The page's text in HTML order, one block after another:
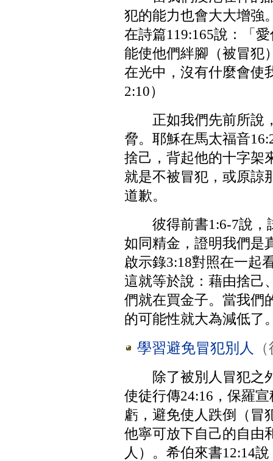
犯的能力也會大大增強
在詩篇119:165說：「
能使他們絆腳（被冒犯
在光中，沒有什麼會使
2:10）
正如我們先前所說
脅。耶穌在馬太福音
捨己，背起他的十字架
就是不被冒犯，或原諒
道歉。
彼得前書1:6-7說
如同精金，證明我們是
啟示錄3:18對照在一起
這就等於說：藉由捨己
們就在買金子。當我們
的可能性就大為減低了
學習避免冒犯別人
除了被別人冒犯之
使徒行傳24:16，保羅
虧，避免使人跌倒（冒
他寧可放下自己的自由
人）。希伯來書12:14